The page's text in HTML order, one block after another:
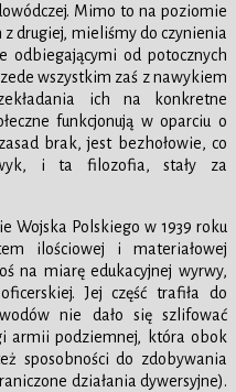
Mimo to na poziomie
drugiej, mieliśmy do czynienia
odbiegającymi od potocznych
wszystkim zaś z nawykiem
ich na konkretne
funkcjonują w oparciu o
brak, jest bezhołowie, co
i ta filozofia, stały za
Wojska Polskiego w 1939 roku
ilościowej i materiałowej
na miarę edukacyjnej wyrwy,
Jej część trafiła do
nie dało się szlifować
armii podziemnej, która obok
sposobności do zdobywania
działania dywersyjne).